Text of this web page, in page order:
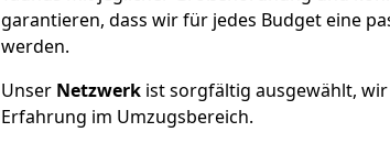
garantieren, dass wir für jedes Budget eine
werden.
Unser Netzwerk ist sorgfältig ausgewählt, wir
Erfahrung im Umzugsbereich.